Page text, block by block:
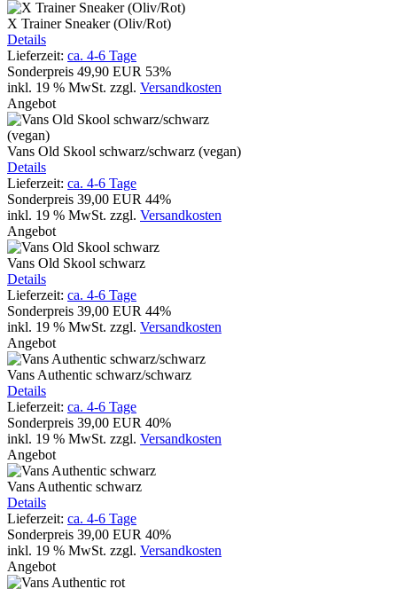
X Trainer Sneaker (Oliv/Rot)
Details
Lieferzeit: ca. 4-6 Tage
Sonderpreis 49,90 EUR 53%
inkl. 19 % MwSt. zzgl. Versandkosten
Angebot
Vans Old Skool schwarz/schwarz (vegan)
Details
Lieferzeit: ca. 4-6 Tage
Sonderpreis 39,00 EUR 44%
inkl. 19 % MwSt. zzgl. Versandkosten
Angebot
Vans Old Skool schwarz
Details
Lieferzeit: ca. 4-6 Tage
Sonderpreis 39,00 EUR 44%
inkl. 19 % MwSt. zzgl. Versandkosten
Angebot
Vans Authentic schwarz/schwarz
Details
Lieferzeit: ca. 4-6 Tage
Sonderpreis 39,00 EUR 40%
inkl. 19 % MwSt. zzgl. Versandkosten
Angebot
Vans Authentic schwarz
Details
Lieferzeit: ca. 4-6 Tage
Sonderpreis 39,00 EUR 40%
inkl. 19 % MwSt. zzgl. Versandkosten
Angebot